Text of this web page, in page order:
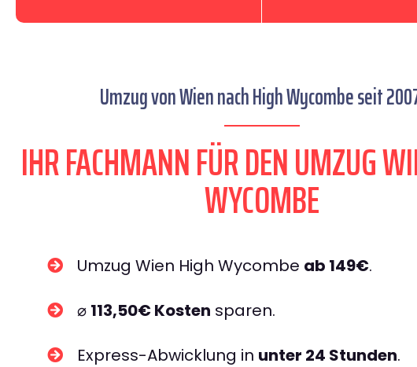
Umzug von Wien nach High Wycombe seit
IHR FACHMANN FÜR DEN UMZUG
WYCOMBE
Umzug Wien High Wycombe ab 149€.
⌀ 113,50€ Kosten sparen.
Express-Abwicklung in unter 24 Stunden.